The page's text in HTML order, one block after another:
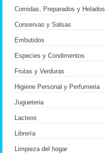
Comidas, Preparados y Helados
Conservas y Salsas
Embutidos
Especies y Condimentos
Frutas y Verduras
Higiene Personal y Perfumeria
Jugueteria
Lacteos
Librería
Limpieza del hogar